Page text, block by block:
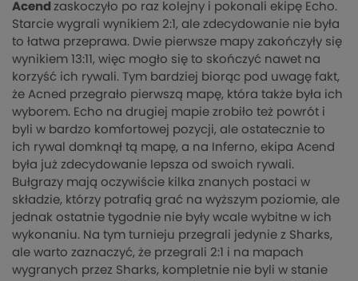
Acend zaskoczyło po raz kolejny i pokonali ekipę Echo.
Starcie wygrali wynikiem 2:1, ale zdecydowanie nie była
to łatwa przeprawa. Dwie pierwsze mapy zakończyły się
wynikiem 13:11, więc mogło się to skończyć nawet na
korzyść ich rywali. Tym bardziej biorąc pod uwagę fakt,
że Acned przegrało pierwszą mapę, która także była ich
wyborem. Echo na drugiej mapie zrobiło też powrót i
byli w bardzo komfortowej pozycji, ale ostatecznie to
ich rywal domknął tą mapę, a na Inferno, ekipa Acend
była już zdecydowanie lepsza od swoich rywali.
Bułgrazy mają oczywiście kilka znanych postaci w
składzie, którzy potrafią grać na wyższym poziomie, ale
jednak ostatnie tygodnie nie były wcale wybitne w ich
wykonaniu. Na tym turnieju przegrali jedynie z Sharks,
ale warto zaznaczyć, że przegrali 2:1 i na mapach
wygranych przez Sharks, kompletnie nie byli w stanie